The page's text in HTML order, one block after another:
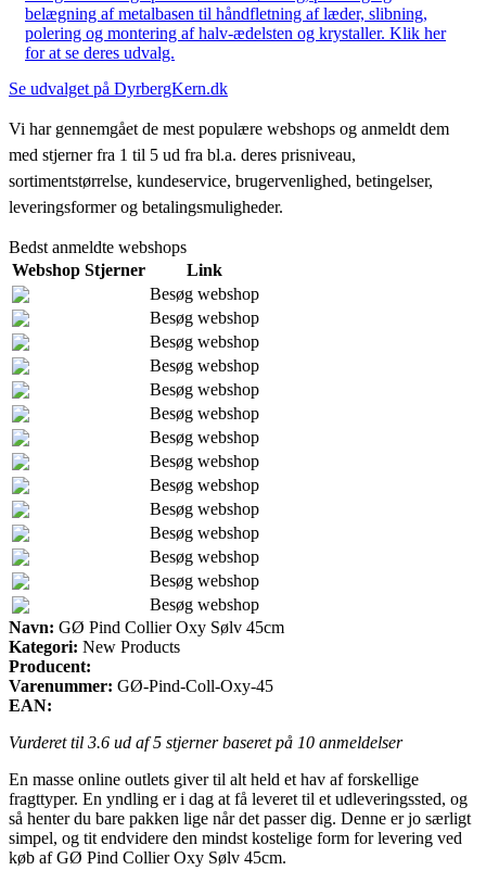
belægning af metalbasen til håndfletning af læder, slibning,
polering og montering af halv-ædelsten og krystaller. Klik her
for at se deres udvalg.
Se udvalget på DyrbergKern.dk
Vi har gennemgået de mest populære webshops og anmeldt dem
med stjerner fra 1 til 5 ud fra bl.a. deres prisniveau,
sortimentstørrelse, kundeservice, brugervenlighed, betingelser,
leveringsformer og betalingsmuligheder.
Bedst anmeldte webshops
Webshop Stjerner
Link
Besøg webshop
Besøg webshop
Besøg webshop
Besøg webshop
Besøg webshop
Besøg webshop
Besøg webshop
Besøg webshop
Besøg webshop
Besøg webshop
Besøg webshop
Besøg webshop
Besøg webshop
Besøg webshop
Navn: GØ Pind Collier Oxy Sølv 45cm
Kategori: New Products
Producent:
Varenummer: GØ-Pind-Coll-Oxy-45
EAN:
Vurderet til 3.6 ud af 5 stjerner baseret på 10 anmeldelser
En masse online outlets giver til alt held et hav af forskellige
fragttyper. En yndling er i dag at få leveret til et udleveringssted, og
så henter du bare pakken lige når det passer dig. Denne er jo særligt
simpel, og tit endvidere den mindst kostelige form for levering ved
køb af GØ Pind Collier Oxy Sølv 45cm.